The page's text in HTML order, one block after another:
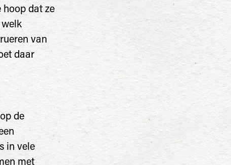
hoop dat ze
van
daar
de
in vele
met